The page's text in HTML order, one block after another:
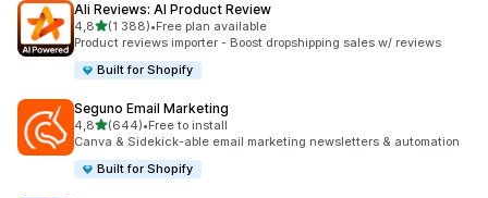
Ali Reviews: AI Product Review
4,8av 5 stjerner
(1 388)
Totalt 1388 omtaler
•Free plan available
Product reviews importer - Boost dropshipping sales w/ reviews
Built for Shopify
Seguno Email Marketing
4,8av 5 stjerner
(644)
Totalt 644 omtaler
•Free to install
Canva & Sidekick-able email marketing newsletters & automation
Built for Shopify